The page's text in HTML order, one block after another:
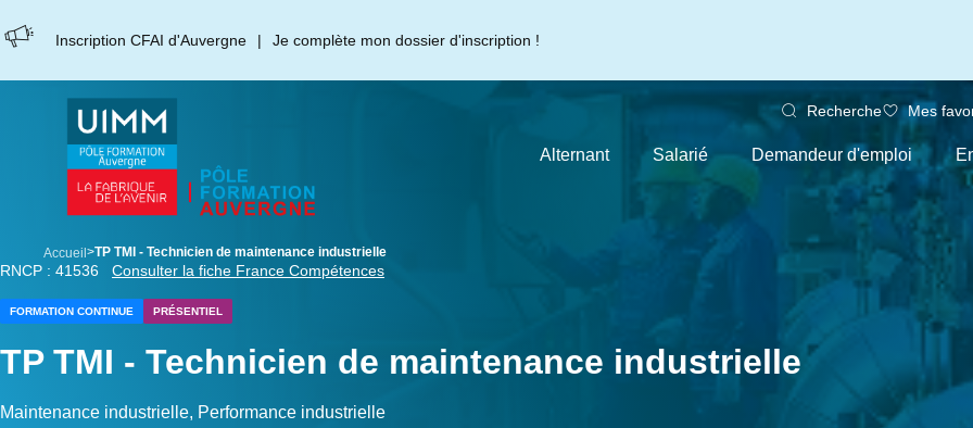
au
Inscription CFAI d'Auvergne Je complète mon dossier d'inscription !
Recherche Mes
Alternant Salarié Demandeur d'emploi
Accueil TP TMI - Technicien de maintenance industrielle
RNCP : 41536 Consulter la fiche France Compétences
FORMATION CONTINUE PRÉSENTIEL
TP TMI - Technicien de maintenance industrielle
Maintenance industrielle, Performance industrielle